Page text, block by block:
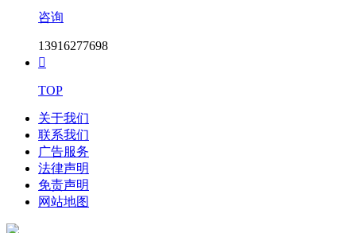
八、现场勘察
九、谈判前答疑会
本项目不组织
十 、 本 采 购 项 目 相 关 信 息 在《 军 队 采 购 网 》
(www.plap.cn)和《中国政府采购网》(http://www.ccgp.gov.cn/)
上发布。
二、开标时间：
咨询
13916277698

TOP
关于我们
联系我们
广告服务
法律声明
免责声明
网站地图